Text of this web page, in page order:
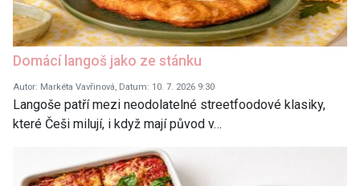
Domácí langoš jako ze stánku
Autor: Markéta Vavřinová, Datum: 10. 7. 2026 9:30
Langoše patří mezi neodolatelné streetfoodové klasiky,
které Češi milují, i když mají původ v…